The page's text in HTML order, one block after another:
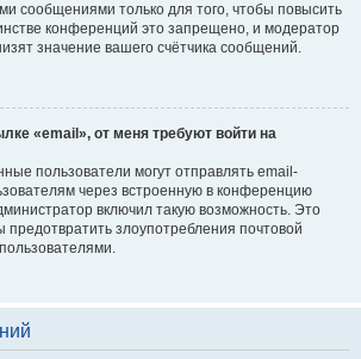
сообщениями только для того, чтобы повысить
конференций это запрещено, и модератор
значение вашего счётчика сообщений.
«email», от меня требуют войти на
пользователи могут отправлять email-
через встроенную в конференцию
включил такую возможность. Это
предотвратить злоупотребления почтовой